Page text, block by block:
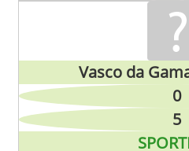
Vasco da
0
5